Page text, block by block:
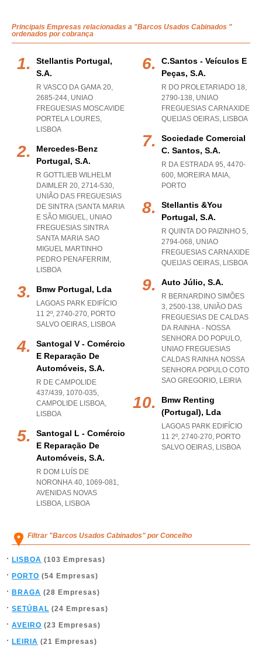
Principais Empresas relacionadas a "Barcos Usados Cabinados "
ordenados por cobrança
Stellantis Portugal,
S.a.
R VASCO DA GAMA 20,
2685-244, UNIAO
FREGUESIAS MOSCAVIDE
PORTELA LOURES,
LISBOA
Mercedes-Benz
Portugal, S.a.
R GOTTLIEB WILHELM
DAIMLER 20, 2714-530,
UNIÃO DAS FREGUESIAS
DE SINTRA (SANTA MARIA
E SÃO MIGUEL, UNIAO
FREGUESIAS SINTRA
SANTA MARIA SAO
MIGUEL MARTINHO
PEDRO PENAFERRIM ,
LISBOA
Bmw Portugal, Lda
LAGOAS PARK EDIFÍCIO
11 2º, 2740-270, PORTO
SALVO OEIRAS, LISBOA
Santogal V - Comércio
E Reparação De
Automóveis, S.a.
R DE CAMPOLIDE
437/439, 1070-035,
CAMPOLIDE LISBOA,
LISBOA
Santogal L - Comércio
E Reparação De
Automóveis, S.a.
R DOM LUÍS DE
NORONHA 40, 1069-081,
AVENIDAS NOVAS
LISBOA, LISBOA
C.santos - Veículos E
Peças, S.a.
R DO PROLETARIADO 18,
2790-138, UNIAO
FREGUESIAS CARNAXIDE
QUEIJAS OEIRAS, LISBOA
Sociedade Comercial
C. Santos, S.a.
R DA ESTRADA 95, 4470-
600, MOREIRA MAIA,
PORTO
Stellantis &you
Portugal, S.a.
R QUINTA DO PAIZINHO 5,
2794-068, UNIAO
FREGUESIAS CARNAXIDE
QUEIJAS OEIRAS, LISBOA
Auto Júlio, S.a.
R BERNARDINO SIMÕES
3, 2500-138, UNIÃO DAS
FREGUESIAS DE CALDAS
DA RAINHA - NOSSA
SENHORA DO POPULO,
UNIAO FREGUESIAS
CALDAS RAINHA NOSSA
SENHORA POPULO COTO
SAO GREGORIO, LEIRIA
Bmw Renting
(portugal), Lda
LAGOAS PARK EDIFÍCIO
11 2º, 2740-270, PORTO
SALVO OEIRAS, LISBOA
Filtrar "Barcos Usados Cabinados" por Concelho
LISBOA (103 Empresas)
PORTO (54 Empresas)
BRAGA (28 Empresas)
SETÚBAL (24 Empresas)
AVEIRO (23 Empresas)
LEIRIA (21 Empresas)